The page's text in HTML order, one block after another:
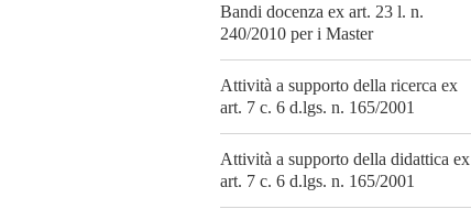
Bandi docenza ex art. 23 l. n.
240/2010 per i Master
Attività a supporto della ricerca ex
art. 7 c. 6 d.lgs. n. 165/2001
Attività a supporto della didattica ex
art. 7 c. 6 d.lgs. n. 165/2001